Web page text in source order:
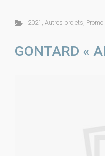
2021 , Autres projets, Promo
GONTARD «